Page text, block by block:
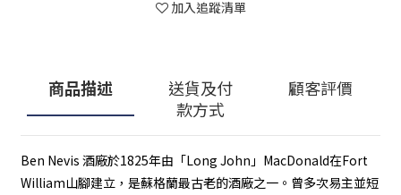
加入追蹤清單
商品描述
送貨及付
款方式
顧客評價
Ben Nevis 酒廠於1825年由「Long John」MacDonald在Fort
William山腳建立，是蘇格蘭最古老的酒廠之一。曾多次易主並短